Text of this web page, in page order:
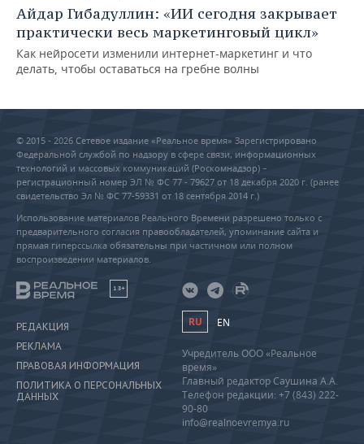
Айдар Гибадуллин: «ИИ сегодня закрывает
практически весь маркетинговый цикл»
Как нейросети изменили интернет-маркетинг и что
делать, чтобы оставаться на гребне волны
© 2015 - 2026 Сетевое издание «Реальное время» Зарегистрировано
Федеральной службой по надзору в сфере связи, информационных
технологий и массовых коммуникаций (Роскомнадзор) –
регистрационный номер ЭЛ № ФС 77 - 79627 от 18 декабря 2020 г. (ранее
свидетельство Эл № ФС 77-59331 от 18 сентября 2014 г.)
Использование материалов Реального Времени разрешено только с
предварительного согласия правообладателей, упоминание сайта и
прямая гиперссылка обязательны при частичном или полном
воспроизведении материалов.
18+
РЕДАКЦИЯ
РЕКЛАМА
ПРАВОВАЯ ИНФОРМАЦИЯ
ПОЛИТИКА О ПЕРСОНАЛЬНЫХ
ДАННЫХ
RU EN
Учредитель ООО «Реальное
время»
Главный редактор Саушина А.А.
Телефон редакции: +7 (843) 222-
90-80
info@realnoevremya.ru